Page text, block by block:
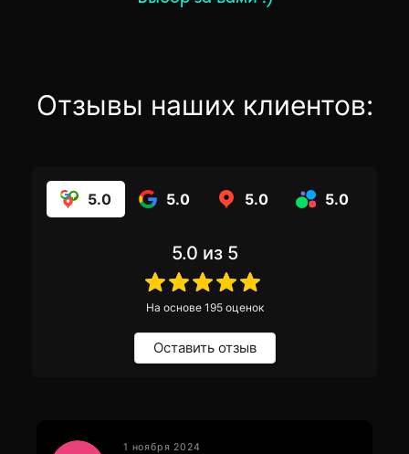
Отзывы наших клиентов:
5.0 5.0 5.0 5.0
5.0 из 5
На основе 195оценок
Оставить отзыв
1 ноября 2024